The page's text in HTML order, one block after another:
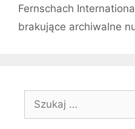
Fernschach
brakujące archiwalne